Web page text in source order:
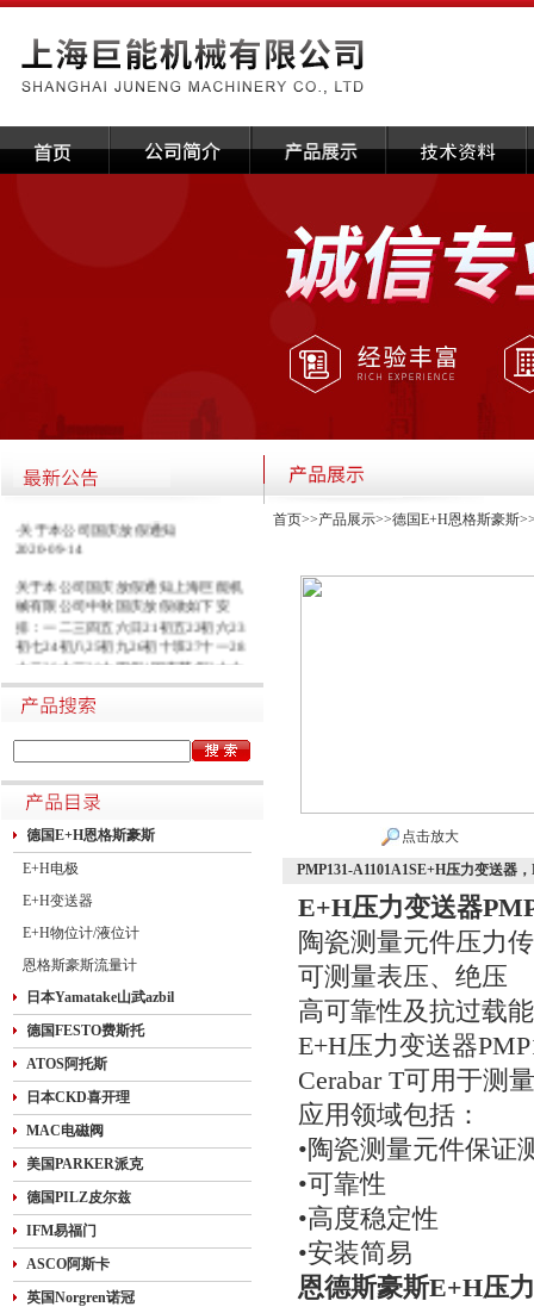
·关于本公司国庆放假通知
2020-09-14
关于本公司国庆放假通知上海巨能机
械有限公司中秋国庆放假做如下安
排：一二三四五六日21初五22初六23
初七24初八25初九26初十班27十一28
十二29十三30十四假1国庆节假2十六
假3十七假4十八假5十九假6二十假7
廿一假8廿二9廿三班10廿四11廿五10
日（星期日）、10月10日（星期六）
上班。在此期间如有进口产品需要采
购的客户，为避免您的货期受到影
响，请提前安排订货事宜。高速规定
如下1.高速免费规定时间：2020年10
月1日0时-10月8日24时，共8天
德国E+H恩格斯豪斯
E+H电极
E+H变送器
E+H物位计/液位计
恩格斯豪斯流量计
日本Yamatake山武azbil
德国FESTO费斯托
ATOS阿托斯
日本CKD喜开理
MAC电磁阀
美国PARKER派克
德国PILZ皮尔兹
IFM易福门
ASCO阿斯卡
英国Norgren诺冠
首页>>产品展示>>德国E+H恩格斯豪斯
点击放大
PMP131-A1101A1SE+H压力变送器
E+H压力变送器
陶瓷测量元件压力
可测量表压、绝压
高可靠性及抗过载
E+H压力变送器
Cerabar T可用于测
应用领域包括：
•陶瓷测量元件保证
•可靠性
•高度稳定性
•安装简易
恩德斯豪斯E+H压